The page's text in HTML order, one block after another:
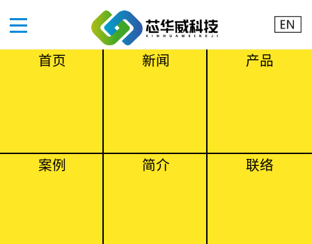
首页 新闻 产品
案例 简介 联络